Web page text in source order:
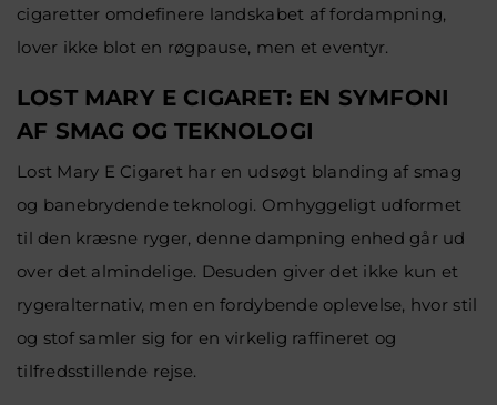
cigaretter omdefinere landskabet af fordampning,
lover ikke blot en røgpause, men et eventyr.
LOST MARY E CIGARET: EN SYMFONI
AF SMAG OG TEKNOLOGI
Lost Mary E Cigaret har en udsøgt blanding af smag
og banebrydende teknologi. Omhyggeligt udformet
til den kræsne ryger, denne dampning enhed går ud
over det almindelige. Desuden giver det ikke kun et
rygeralternativ, men en fordybende oplevelse, hvor stil
og stof samler sig for en virkelig raffineret og
tilfredsstillende rejse.